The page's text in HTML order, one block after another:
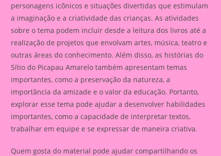
personagens icônicos e situações divertidas que estimulam
a imaginação e a criatividade das crianças. As atividades
sobre o tema podem incluir desde a leitura dos livros até a
realização de projetos que envolvam artes, música, teatro e
outras áreas do conhecimento. Além disso, as histórias do
Sítio do Picapau Amarelo também apresentam temas
importantes, como a preservação da natureza, a
importância da amizade e o valor da educação. Portanto,
explorar esse tema pode ajudar a desenvolver habilidades
importantes, como a capacidade de interpretar textos,
trabalhar em equipe e se expressar de maneira criativa.
Quem gosta do material pode ajudar compartilhando os